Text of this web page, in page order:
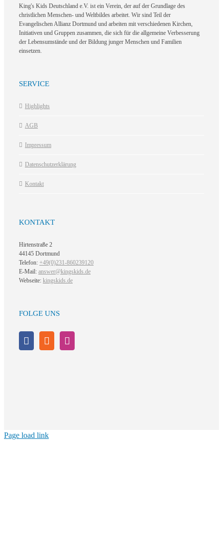
King's Kids Deutschland e.V. ist ein Verein, der auf der Grundlage des
christlichen Menschen- und Weltbildes arbeitet. Wir sind Teil der
Evangelischen Allianz Dortmund und arbeiten mit verschiedenen Kirchen,
Initiativen und Gruppen zusammen, die sich für die allgemeine Verbesserung
der Lebensumstände und der Bildung junger Menschen und Familien
einsetzen.
SERVICE
Highlights
AGB
Impressum
Datenschutzerklärung
Kontakt
KONTAKT
Hirtenstraße 2
44145 Dortmund
Telefon: +49(0)231-860239120
E-Mail: answer@kingskids.de
Webseite: kingskids.de
FOLGE UNS
Page load link